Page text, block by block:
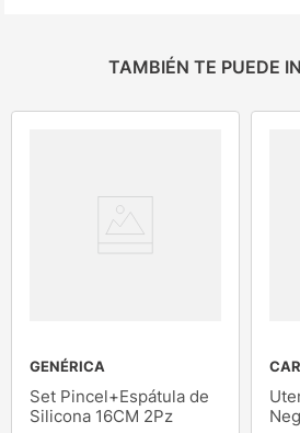
TAMBIÉN TE PUEDE
GENÉRICA
Set Pincel+Espátula de
Silicona 16CM 2Pz